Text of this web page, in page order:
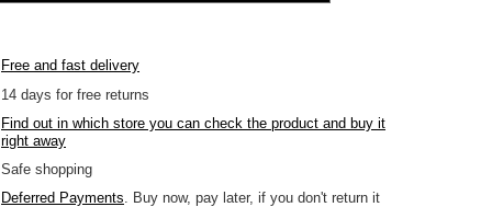
Free and fast delivery
14 days for free returns
Find out in which store you can check the product and buy it
right away
Safe shopping
Deferred Payments. Buy now, pay later, if you don't return it